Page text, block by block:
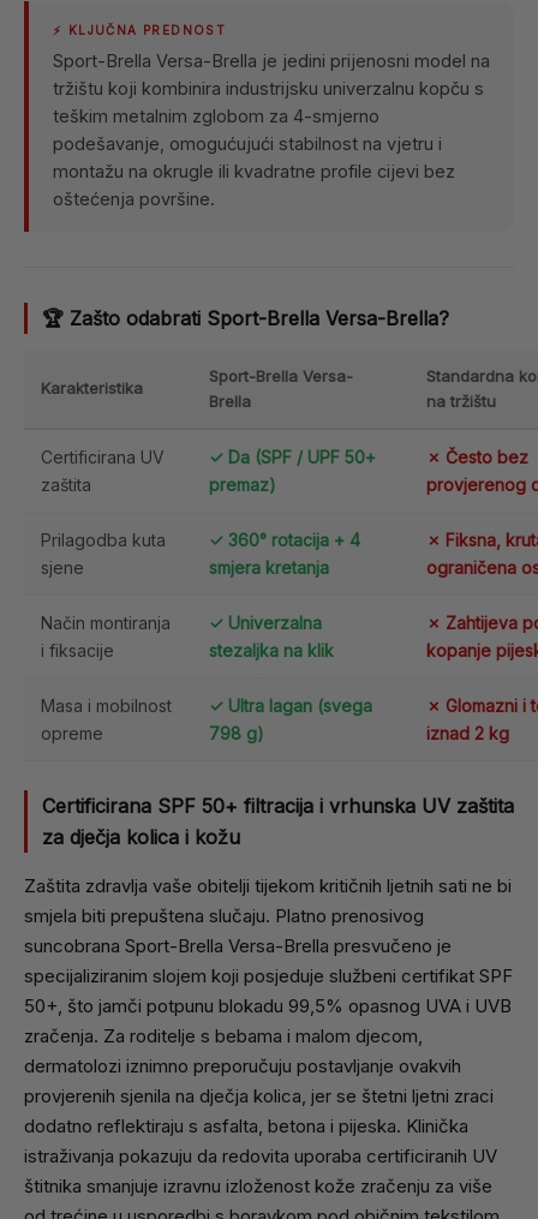
⚡ KLJUČNA PREDNOST
Sport-Brella Versa-Brella je jedini prijenosni model na
tržištu koji kombinira industrijsku univerzalnu kopču s
teškim metalnim zglobom za 4-smjerno
podešavanje, omogućujući stabilnost na vjetru i
montažu na okrugle ili kvadratne profile cijevi bez
oštećenja površine.
🏆 Zašto odabrati Sport-Brella Versa-Brella?
Karakteristika
Sport-Brella Versa-
Brella
Standardna
na tržištu
Certificirana UV
zaštita
✓ Da (SPF / UPF 50+
premaz)
✗ Često bez
provjerenog
Prilagodba kuta
sjene
✓ 360° rotacija + 4
smjera kretanja
✗ Fiksna,
ograničena
Način montiranja
i fiksacije
✓ Univerzalna
stezaljka na klik
✗ Zahtijeva
kopanje
Masa i mobilnost
opreme
✓ Ultra lagan (svega
798 g)
✗ Glomazni i
iznad 2 kg
Certificirana SPF 50+ filtracija i vrhunska UV zaštita
za dječja kolica i kožu
Zaštita zdravlja vaše obitelji tijekom kritičnih ljetnih sati ne bi
smjela biti prepuštena slučaju. Platno prenosivog
suncobrana Sport-Brella Versa-Brella presvučeno je
specijaliziranim slojem koji posjeduje službeni certifikat SPF
50+, što jamči potpunu blokadu 99,5% opasnog UVA i UVB
zračenja. Za roditelje s bebama i malom djecom,
dermatolozi iznimno preporučuju postavljanje ovakvih
provjerenih sjenila na dječja kolica, jer se štetni ljetni zraci
dodatno reflektiraju s asfalta, betona i pijeska. Klinička
istraživanja pokazuju da redovita uporaba certificiranih UV
štitnika smanjuje izravnu izloženost kože zračenju za više